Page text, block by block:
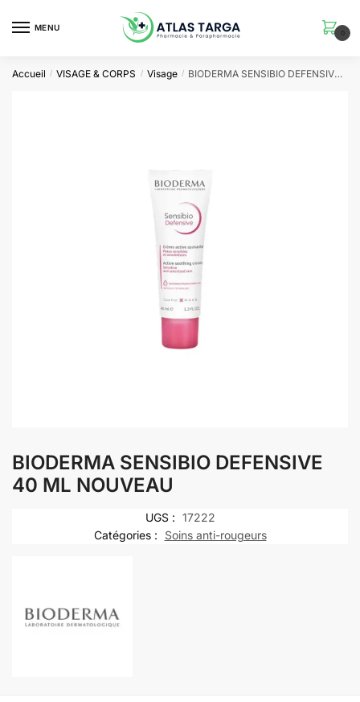
MENU
0
Accueil / VISAGE & CORPS / Visage / BIODERMA SENSIBIO DEFENSIVE 40 ML NOUVEAU
BIODERMA SENSIBIO DEFENSIVE
40 ML NOUVEAU
UGS : 17222
Catégories :
Soins anti-rougeurs